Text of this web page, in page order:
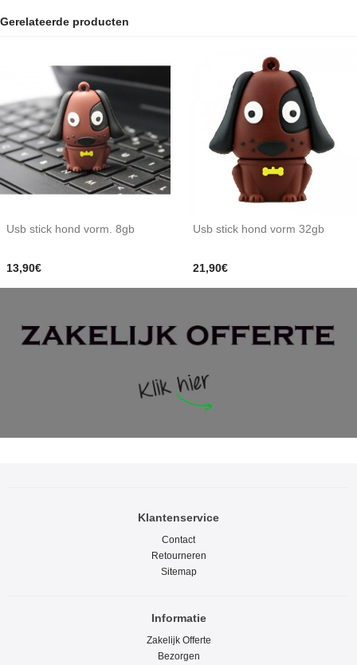
Gerelateerde producten
Usb stick hond vorm. 8gb
13,90€
Usb stick hond vorm 32gb
21,90€
Klantenservice
Contact
Retourneren
Sitemap
Informatie
Zakelijk Offerte
Bezorgen